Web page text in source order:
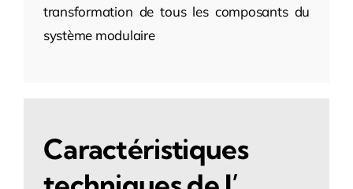
transformation de tous les composants du
système modulaire
Caractéristiques